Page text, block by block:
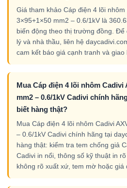
Giá tham khảo Cáp điện 4 lõi nhôm
3×95+1×50 mm2 – 0.6/1kV là
biến động theo thị trường đồng. Để
lý và nhà thầu, liên hệ
cam kết báo giá cạnh tranh và giao
Mua Cáp điện 4 lõi nhôm Cadivi
mm2 – 0.6/1kV Cadivi chính
biết hàng thật?
Mua Cáp điện 4 lõi nhôm Cadivi
– 0.6/1kV Cadivi chính hãng tại
hàng thật: kiểm tra tem chống giả
Cadivi in nổi, thông số kỹ thuật in
không rõ xuất xứ, tem mờ hoặc giá